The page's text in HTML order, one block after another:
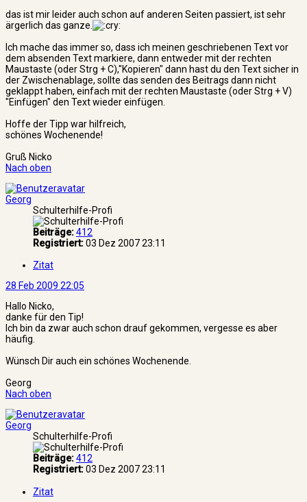
das ist mir leider auch schon auf anderen Seiten passiert, ist sehr
ärgerlich das ganze.
Ich mache das immer so, dass ich meinen geschriebenen Text vor
dem absenden Text markiere, dann entweder mit der rechten
Maustaste (oder Strg + C),"Kopieren" dann hast du den Text sicher in
der Zwischenablage, sollte das senden des Beitrags dann nicht
geklappt haben, einfach mit der rechten Maustaste (oder Strg + V)
"Einfügen" den Text wieder einfügen.
Hoffe der Tipp war hilfreich,
schönes Wochenende!
Gruß Nicko
Nach oben
Georg
Schulterhilfe-Profi
Beiträge:412
Registriert:03 Dez 2007 23:11
Zitat
28 Feb 2009 22:05
Hallo Nicko,
danke für den Tip!
Ich bin da zwar auch schon drauf gekommen, vergesse es aber
häufig.
Wünsch Dir auch ein schönes Wochenende.
Georg
Nach oben
Georg
Schulterhilfe-Profi
Beiträge:412
Registriert:03 Dez 2007 23:11
Zitat